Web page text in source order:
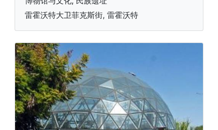
雷霍沃特大卫菲克斯街, 雷霍沃特